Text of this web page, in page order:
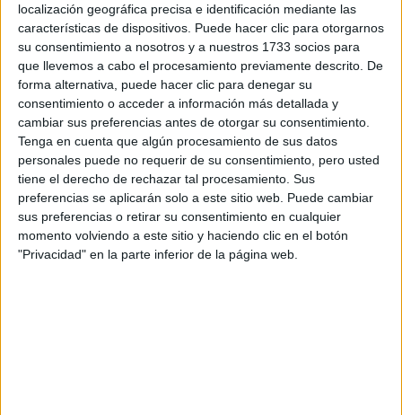
localización geográfica precisa e identificación mediante las
características de dispositivos. Puede hacer clic para otorgarnos
su consentimiento a nosotros y a nuestros 1733 socios para
que llevemos a cabo el procesamiento previamente descrito. De
forma alternativa, puede hacer clic para denegar su
consentimiento o acceder a información más detallada y
cambiar sus preferencias antes de otorgar su consentimiento.
Tenga en cuenta que algún procesamiento de sus datos
personales puede no requerir de su consentimiento, pero usted
tiene el derecho de rechazar tal procesamiento. Sus
preferencias se aplicarán solo a este sitio web. Puede cambiar
sus preferencias o retirar su consentimiento en cualquier
momento volviendo a este sitio y haciendo clic en el botón
"Privacidad" en la parte inferior de la página web.
F1
Fórmula E
F2 / F3 / F4
Resistencia
Indycar
Otros
Producto
Producto
Web pensada para poder ofrecer diferentes
productos propios y ajenos para que los
aficionados los puedan adquirir